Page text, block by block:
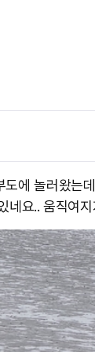
도에 놀러왔는
네요.. 움직여